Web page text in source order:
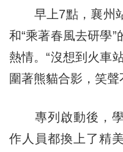
早上7點，襄州站
和“乘著春風去研學
熱情。“沒想到火車
圍著熊貓合影，笑聲
專列啟動後，學
作人員都換上了精